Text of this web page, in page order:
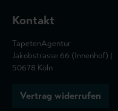
Kontakt
TapetenAgentur
Jakobstrasse 66 (Innenhof) |
50678 Köln
Vertrag widerrufen